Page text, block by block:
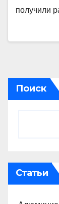
получили
Поиск
Статьи